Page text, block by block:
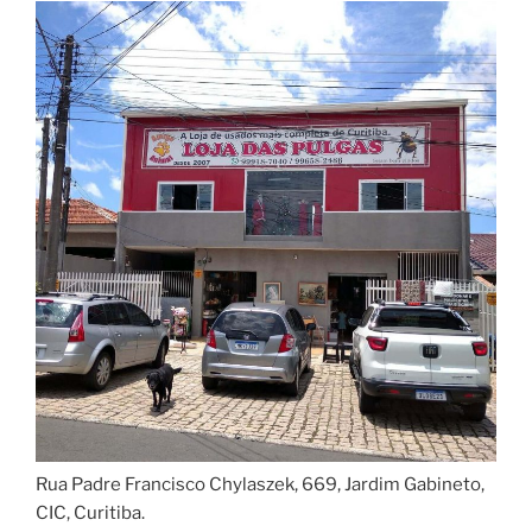
Rua Padre Francisco Chylaszek, 669, Jardim Gabineto,
CIC, Curitiba.